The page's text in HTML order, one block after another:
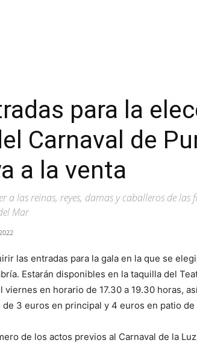
para la
Carnaval de
a la venta
a las reinas, reyes, damas y caballeros de las
Mar
las entradas para la gala en la que se
Estarán disponibles en la taquilla del
viernes en horario de 17.30 a 19.30 horas,
de 3 euros en principal y 4 euros en patio de
de los actos previos al Carnaval de la